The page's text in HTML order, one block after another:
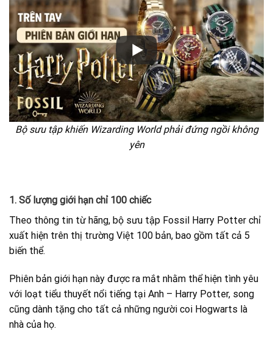
Bộ sưu tập khiến Wizarding World phải đứng ngồi không
yên
1. Số lượng giới hạn chỉ 100 chiếc
Theo thông tin từ hãng, bộ sưu tập Fossil Harry Potter chỉ
xuất hiện trên thị trường Việt 100 bản, bao gồm tất cả 5
biến thể.
Phiên bản giới hạn này được ra mắt nhằm thể hiện tình yêu
với loạt tiểu thuyết nổi tiếng tại Anh – Harry Potter, song
cũng dành tặng cho tất cả những người coi Hogwarts là
nhà của họ.